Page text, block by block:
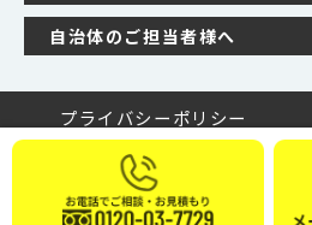
自治体のご担当者様へ
プライバシーポリシー